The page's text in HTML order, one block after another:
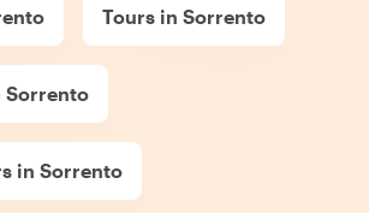
Tours in Sorrento
in Sorrento